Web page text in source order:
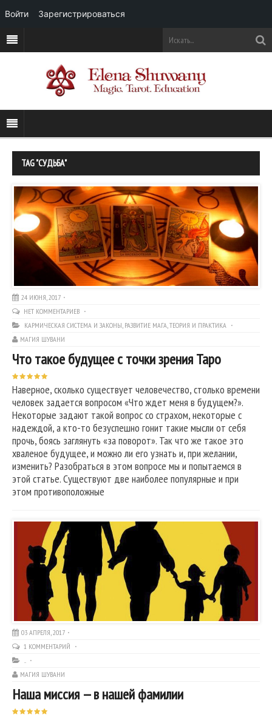
TAG "СУДЬБА"
24 ИЮНЯ, 2017
НЕТ КОММЕНТАРИЕВ
КАРМИЧЕСКАЯ СИСТЕМА И ЗАКОНЫ, РАЗВИТИЕ МАГА,ТЕОРИЯ И ПРАКТИКА
МАГИЯ ШУВАНИ
Что такое будущее с точки зрения Таро
Наверное, сколько существует человечество, столько времени
человек задается вопросом «Что ждет меня в будущем?».
Некоторые задают такой вопрос со страхом, некоторые с
надеждой, а кто-то безуспешно гонит такие мысли от себя
прочь, боясь заглянуть «за поворот». Так что же такое это
хваленое будущее, и можно ли его узнать и, при желании,
изменить? Разобраться в этом вопросе мы и попытаемся в
этой статье. Существуют две наиболее популярные и при
этом противоположные
03 АПРЕЛЯ, 2017
1 КОММЕНТАРИЙ
...
МАГИЯ ШУВАНИ
Наша миссия — в нашей фамилии
Войти Зарегистрироваться